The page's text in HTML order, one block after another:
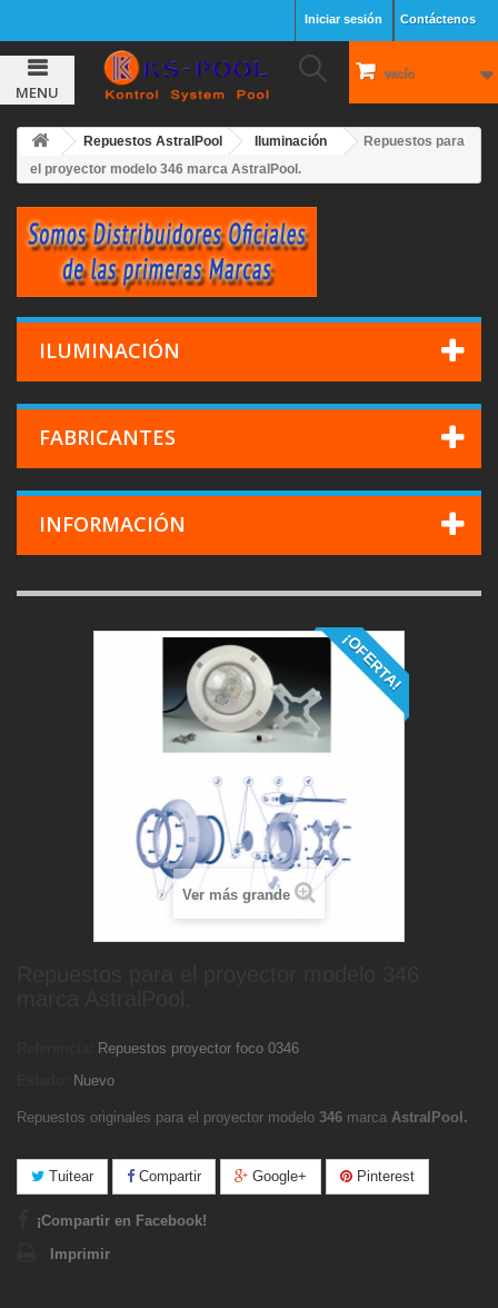
Contáctenos
Iniciar sesión
vacío
MENU
Repuestos AstralPool Iluminación
Repuestos para
el proyector modelo 346 marca AstralPool.
ILUMINACIÓN
FABRICANTES
INFORMACIÓN
¡OFERTA!
Ver más grande
Repuestos proyector foco 0346
Nuevo
Repuestos originales para el proyector modelo 346 marca AstralPool.
Tuitear Compartir Google+ Pinterest
¡Compartir en Facebook!
Imprimir